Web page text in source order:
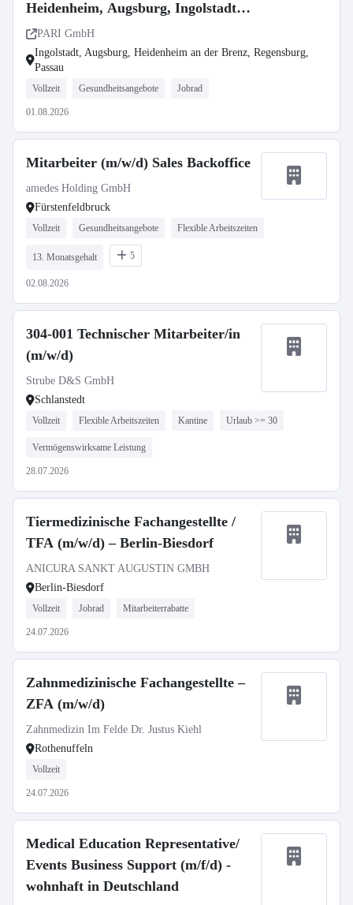
Heidenheim, Augsburg, Ingolstadt,
Regensburg, Passau
PARI GmbH
Ingolstadt, Augsburg, Heidenheim an der Brenz, Regensburg,
Passau
Vollzeit Gesundheitsangebote Jobrad
01.08.2026
Mitarbeiter (m/w/d) Sales Backoffice
amedes Holding GmbH
Fürstenfeldbruck
Vollzeit Gesundheitsangebote Flexible Arbeitszeiten
13. Monatsgehalt 5
02.08.2026
304-001 Technischer Mitarbeiter/in
(m/w/d)
Strube D&S GmbH
Schlanstedt
Vollzeit Flexible Arbeitszeiten Kantine Urlaub >= 30
Vermögenswirksame Leistung
28.07.2026
Tiermedizinische Fachangestellte /
TFA (m/w/d) – Berlin-Biesdorf
ANICURA SANKT AUGUSTIN GMBH
Berlin-Biesdorf
Vollzeit Jobrad Mitarbeiterrabatte
24.07.2026
Zahnmedizinische Fachangestellte –
ZFA (m/w/d)
Zahnmedizin Im Felde Dr. Justus Kiehl
Rothenuffeln
Vollzeit
24.07.2026
Medical Education Representative/
Events Business Support (m/f/d) -
wohnhaft in Deutschland